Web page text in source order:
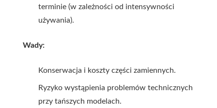
terminie (w zależności od intensywności
używania).
Wady:
Konserwacja i koszty części zamiennych.
Ryzyko wystąpienia problemów technicznych
przy tańszych modelach.